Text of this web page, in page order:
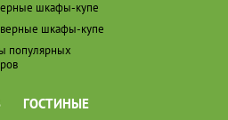
шкафы-купе
шкафы-купе
популярных
ГОСТИНЫЕ